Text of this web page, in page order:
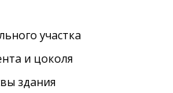
участка
и цоколя
здания